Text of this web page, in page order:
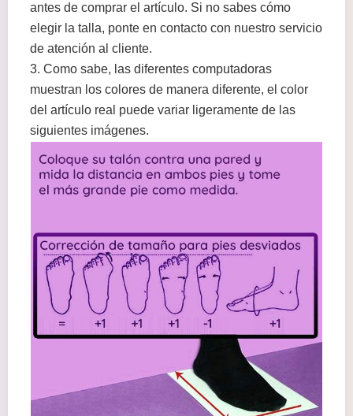
antes de comprar el artículo. Si no sabes cómo
elegir la talla, ponte en contacto con nuestro servicio
de atención al cliente.
3. Como sabe, las diferentes computadoras
muestran los colores de manera diferente, el color
del artículo real puede variar ligeramente de las
siguientes imágenes.